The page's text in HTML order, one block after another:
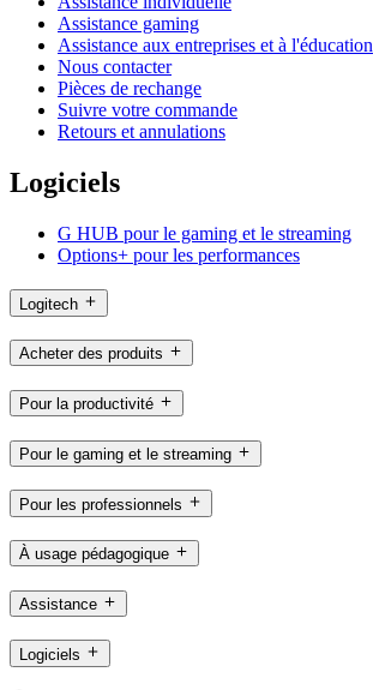
Assistance gaming
Assistance aux entreprises et à l'éducation
Nous contacter
Pièces de rechange
Suivre votre commande
Retours et annulations
Logiciels
G HUB pour le gaming et le streaming
Options+ pour les performances
Logitech
Acheter des produits
Pour la productivité
Pour le gaming et le streaming
Pour les professionnels
À usage pédagogique
Assistance
Logiciels